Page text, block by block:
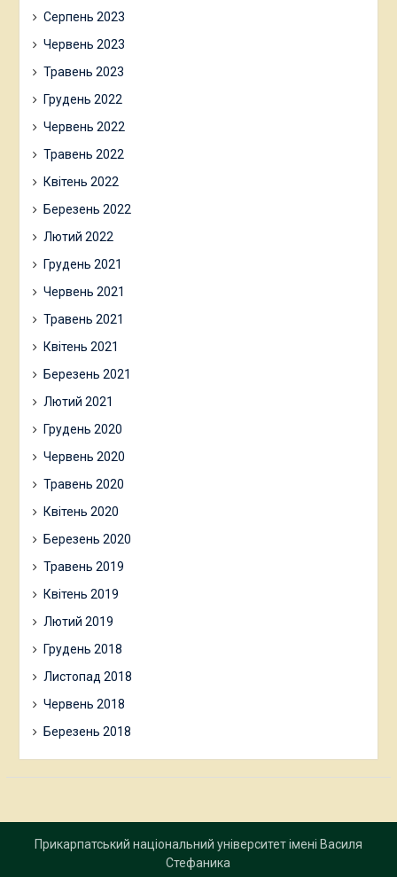
Серпень 2023
Червень 2023
Травень 2023
Грудень 2022
Червень 2022
Травень 2022
Квітень 2022
Березень 2022
Лютий 2022
Грудень 2021
Червень 2021
Травень 2021
Квітень 2021
Березень 2021
Лютий 2021
Грудень 2020
Червень 2020
Травень 2020
Квітень 2020
Березень 2020
Травень 2019
Квітень 2019
Лютий 2019
Грудень 2018
Листопад 2018
Червень 2018
Березень 2018
Прикарпатський національний університет імені Василя
Стефаника